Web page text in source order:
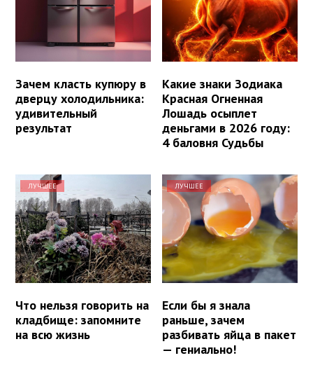
Зачем класть купюру в
дверцу холодильника:
удивительный
результат
Какие знаки Зодиака
Красная Огненная
Лошадь осыплет
деньгами в 2026 году:
4 баловня Судьбы
ЛУЧШЕЕ
Что нельзя говорить на
кладбище: запомните
на всю жизнь
ЛУЧШЕЕ
Если бы я знала
раньше, зачем
разбивать яйца в пакет
— гениально!